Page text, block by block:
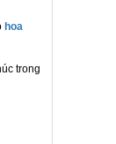
hoa
trong